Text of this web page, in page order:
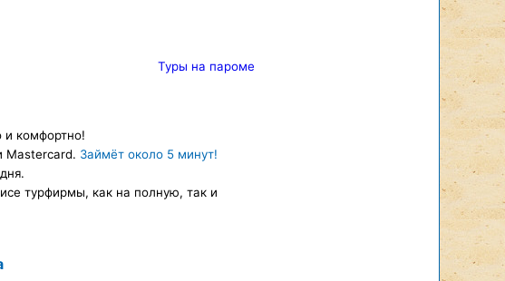
Туры на пароме
и комфортно!
Mastercard. Займёт около 5 минут!
турфирмы, как на полную, так и